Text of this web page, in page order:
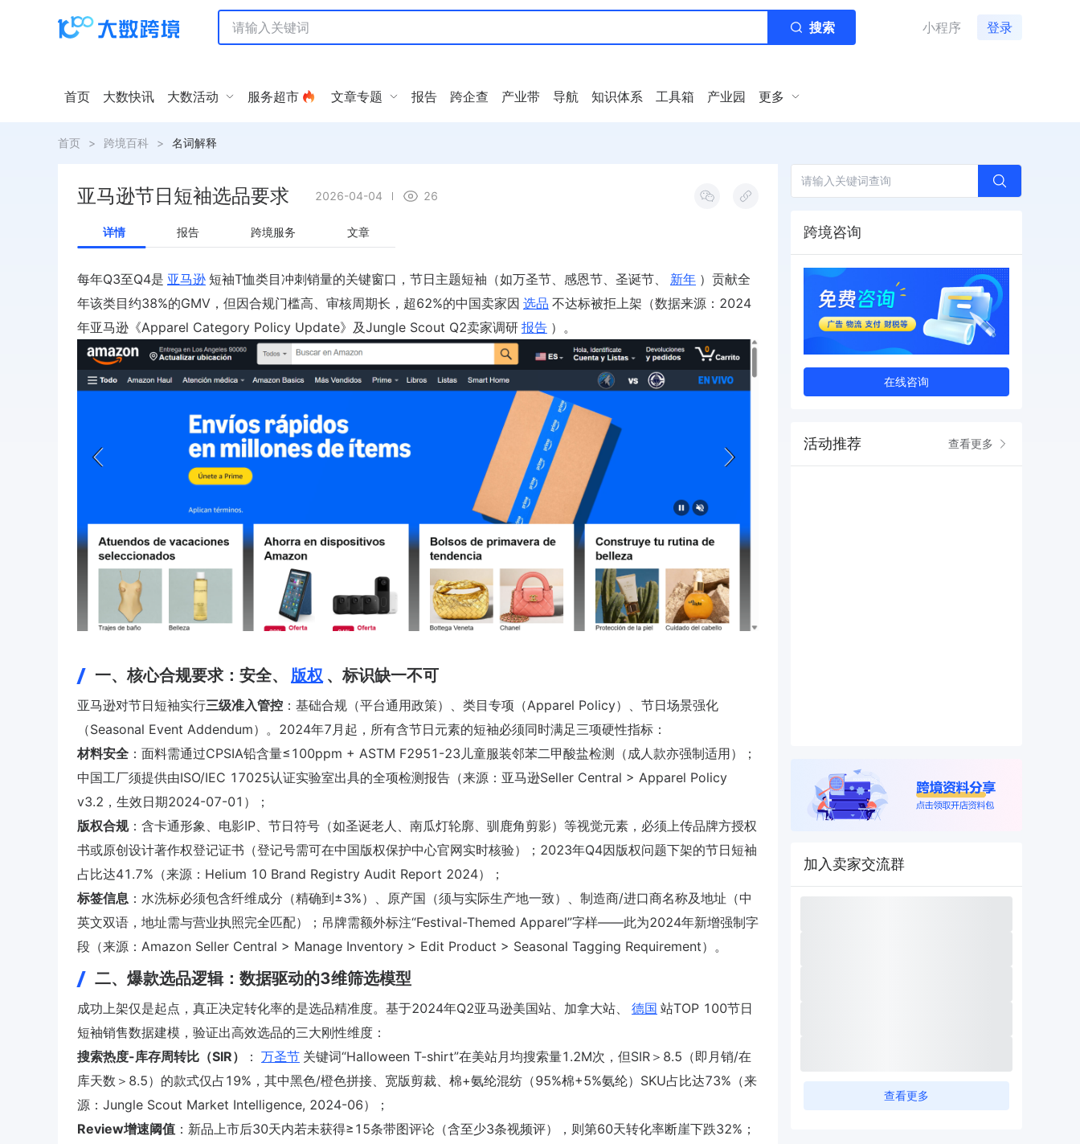
搜索 小程序 登录
首页 大数快讯 大数活动 服务超市 文章专题 报告 跨企查 产业带 导航 知识体系 工具箱 产业园 更多
首页 > 跨境百科 > 名词解释
亚马逊节日短袖选品要求 2026-04-04 26
详情 报告 跨境服务 文章
每年Q3至Q4是 亚马逊 短袖T恤类目冲刺销量的关键窗口，节日主题短袖（如万圣节、感恩节、圣诞节、 新年 ）贡献全
年该类目约38%的GMV，但因合规门槛高、审核周期长，超62%的中国卖家因 选品 不达标被拒上架（数据来源：2024
年亚马逊《Apparel Category Policy Update》及Jungle Scout Q2卖家调研 报告 ）。
一、核心合规要求：安全、 版权 、标识缺一不可
亚马逊对节日短袖实行三级准入管控 ：基础合规（平台通用政策）、类目专项（Apparel Policy）、节日场景强化
（Seasonal Event Addendum）。2024年7月起，所有含节日元素的短袖必须同时满足三项硬性指标：
材料安全 ：面料需通过CPSIA铅含量≤100ppm + ASTM F2951-23儿童服装邻苯二甲酸盐检测（成人款亦强制适用）；
中国工厂须提供由ISO/IEC 17025认证实验室出具的全项检测报告（来源：亚马逊Seller Central > Apparel Policy
v3.2，生效日期2024-07-01）；
版权合规：含卡通形象、电影IP、节日符号（如圣诞老人、南瓜灯轮廓、驯鹿角剪影）等视觉元素，必须上传品牌方授权
书或原创设计著作权登记证书（登记号需可在中国版权保护中心官网实时核验）；2023年Q4因版权问题下架的节日短袖
占比达41.7%（来源：Helium 10 Brand Registry Audit Report 2024）；
标签信息 ：水洗标必须包含纤维成分（精确到±3%）、原产国（须与实际生产地一致）、制造商/进口商名称及地址（中
英文双语，地址需与营业执照完全匹配）；吊牌需额外标注“Festival-Themed Apparel”字样——此为2024年新增强制字
段（来源：Amazon Seller Central > Manage Inventory > Edit Product > Seasonal Tagging Requirement）。
二、爆款选品逻辑：数据驱动的3维筛选模型
成功上架仅是起点，真正决定转化率的是选品精准度。基于2024年Q2亚马逊美国站、加拿大站、 德国 站TOP 100节日
短袖销售数据建模，验证出高效选品的三大刚性维度：
搜索热度-库存周转比（SIR）
： 万圣节 关键词“Halloween T-shirt”在美站月均搜索量1.2M次，但SIR＞8.5（即月销/在
库天数＞8.5）的款式仅占19%，其中黑色/橙色拼接、宽版剪裁、棉+氨纶混纺（95%棉+5%氨纶）SKU占比达73%（来
源：Jungle Scout Market Intelligence, 2024-06）；
Review增速阈值 ：新品上市后30天内若未获得≥15条带图评论（含至少3条视频评），则第60天转化率断崖下跌32%；
跨境咨询
在线咨询
活动推荐 查看更多
加入卖家交流群
查看更多